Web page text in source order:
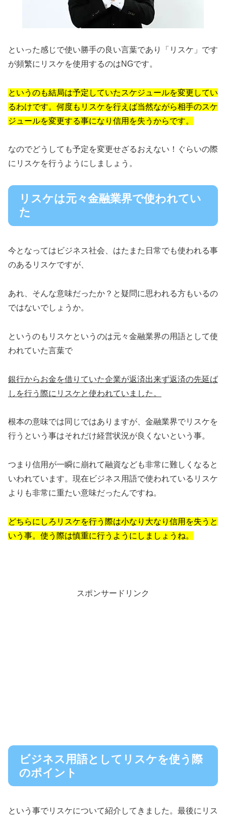
といった感じで使い勝手の良い言葉であり「リスケ」です
が頻繁にリスケを使用するのはNGです。
というのも結局は予定していたスケジュールを変更してい
るわけです。何度もリスケを行えば当然ながら相手のスケ
ジュールを変更する事になり信用を失うからです。
なのでどうしても予定を変更せざるおえない！ぐらいの際
にリスケを行うようにしましょう。
リスケは元々金融業界で使われてい
た
今となってはビジネス社会、はたまた日常でも使われる事
のあるリスケですが、
あれ、そんな意味だったか？と疑問に思われる方もいるの
ではないでしょうか。
というのもリスケというのは元々金融業界の用語として使
われていた言葉で
銀行からお金を借りていた企業が返済出来ず返済の先延ば
しを行う際にリスケと使われていました。
根本の意味では同じではありますが、金融業界でリスケを
行うという事はそれだけ経営状況が良くないという事。
つまり信用が一瞬に崩れて融資なども非常に難しくなると
いわれています。現在ビジネス用語で使われているリスケ
よりも非常に重たい意味だったんですね。
どちらにしろリスケを行う際は小なり大なり信用を失うと
いう事。使う際は慎重に行うようにしましょうね。
スポンサードリンク
ビジネス用語としてリスケを使う際
のポイント
という事でリスケについて紹介してきました。最後にリス